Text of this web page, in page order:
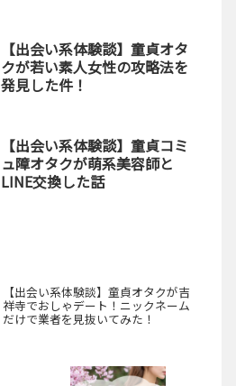
【出会い系体験談】童貞オタ
クが若い素人女性の攻略法を
発見した件！
【出会い系体験談】童貞コミ
ュ障オタクが萌系美容師と
LINE交換した話
【出会い系体験談】童貞オタクが吉
祥寺でおしゃデート！ニックネーム
だけで業者を見抜いてみた！